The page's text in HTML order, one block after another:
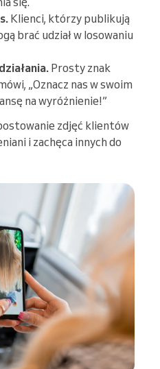
Klienci, którzy publikują
brać udział w losowaniu
Prosty znak
„Oznacz nas w swoim
na wyróżnienie!”
zdjęć klientów
i zachęca innych do